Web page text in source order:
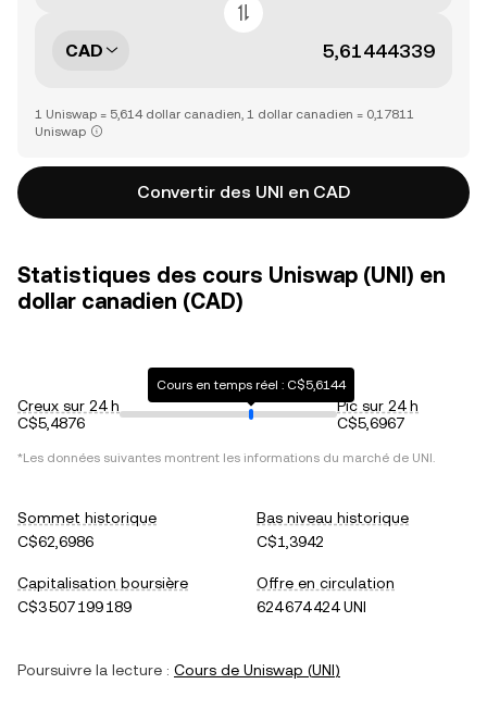
CAD
1 Uniswap = 5,614 dollar canadien, 1 dollar canadien = 0,17811
Uniswap
Convertir des UNI en CAD
Statistiques des cours Uniswap (UNI) en
dollar canadien (CAD)
Creux sur 24 h
C$5,4876
Cours en temps réel : C$5,6144
Pic sur 24 h
C$5,6967
*Les données suivantes montrent les informations du marché de UNI.
Sommet historique
C$62,6986
Bas niveau historique
C$1,3942
Capitalisation boursière
C$3 507 199 189
Offre en circulation
624 674 424 UNI
Poursuivre la lecture : Cours de Uniswap (UNI)